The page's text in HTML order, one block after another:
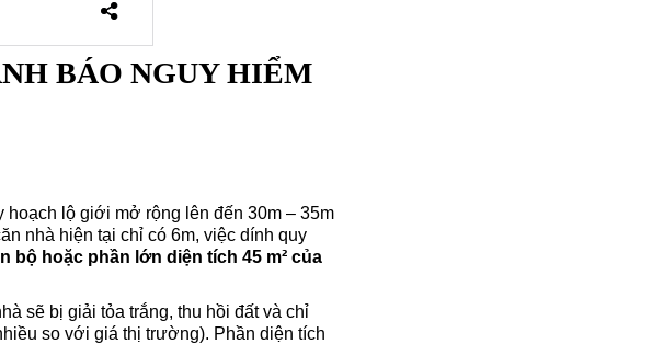
BÁO NGUY HIỂM
lộ giới mở rộng lên đến 30m – 35m
nhà hiện tại chỉ có 6m, việc dính quy
bộ hoặc phần lớn diện tích 45 m² của
sẽ bị giải tỏa trắng, thu hồi đất và chỉ
so với giá thị trường). Phần diện tích